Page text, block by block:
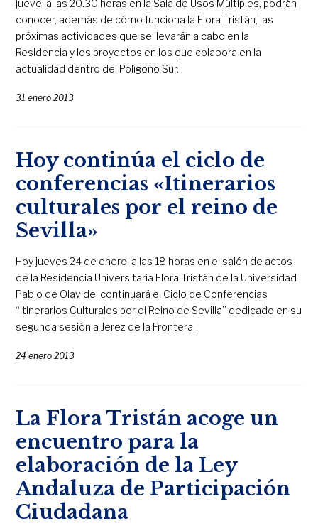
jueve, a las 20.30 horas en la Sala de Usos Múltiples, podrán
conocer, además de cómo funciona la Flora Tristán, las
próximas actividades que se llevarán a cabo en la
Residencia y los proyectos en los que colabora en la
actualidad dentro del Polígono Sur.
31 enero 2013
Hoy continúa el ciclo de
conferencias «Itinerarios
culturales por el reino de
Sevilla»
Hoy jueves 24 de enero, a las 18 horas en el salón de actos
de la Residencia Universitaria Flora Tristán de la Universidad
Pablo de Olavide, continuará el Ciclo de Conferencias
“Itinerarios Culturales por el Reino de Sevilla” dedicado en su
segunda sesión a Jerez de la Frontera.
24 enero 2013
La Flora Tristán acoge un
encuentro para la
elaboración de la Ley
Andaluza de Participación
Ciudadana